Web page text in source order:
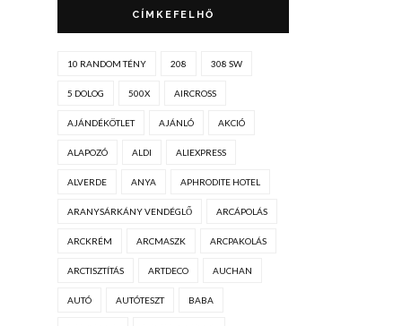
CÍMKEFELHŐ
10 RANDOM TÉNY 208 308 SW
5 DOLOG 500X AIRCROSS
AJÁNDÉKÖTLET AJÁNLÓ AKCIÓ
ALAPOZÓ ALDI ALIEXPRESS
ALVERDE ANYA APHRODITE HOTEL
ARANYSÁRKÁNY VENDÉGLŐ ARCÁPOLÁS
ARCKRÉM ARCMASZK ARCPAKOLÁS
ARCTISZTÍTÁS ARTDECO AUCHAN
AUTÓ AUTÓTESZT BABA